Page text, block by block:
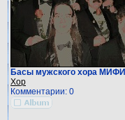
Басы мужского хора МИФИ
Хор
Комментарии: 0